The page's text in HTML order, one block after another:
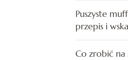
Puszyste
przepis i
Co zrobić na